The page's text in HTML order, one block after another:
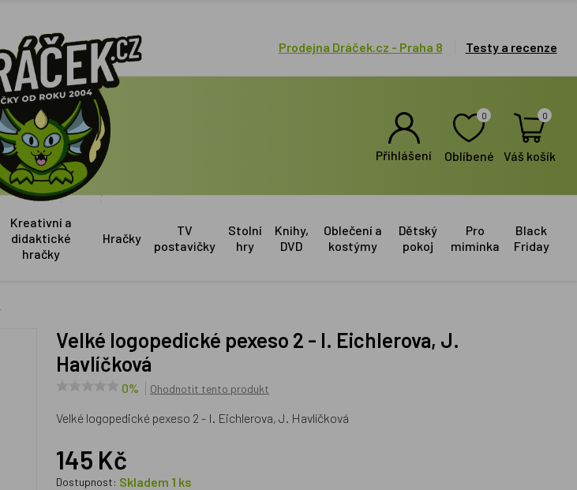
Prodejna Dráček.cz - Praha 8 Testy a recenze
Přihlášení
0
Oblíbené
0
Váš košík
Kreativní a
didaktické
hračky
Hračky
TV
postavičky
Stolní
hry
Knihy,
DVD
Oblečení a
kostýmy
Dětský
pokoj
Pro
miminka
Black
Friday
Velké logopedické pexeso 2 - I. Eichlerova, J.
Havlíčková
0% Ohodnotit tento produkt
Velké logopedické pexeso 2 - I. Eichlerova, J. Havlíčková
145 Kč
Dostupnost: Skladem 1 ks